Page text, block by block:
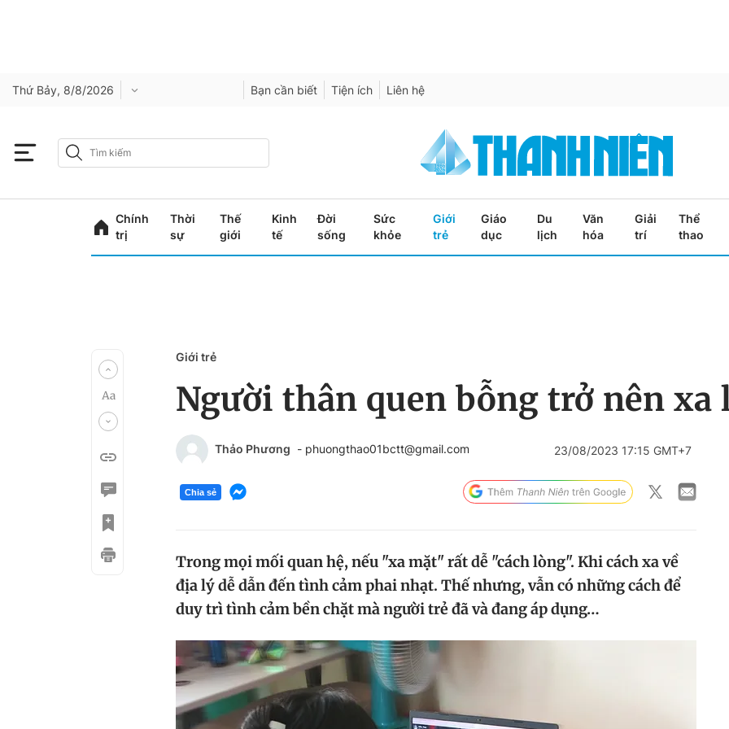
Thứ Bảy, 8/8/2026 Bạn cần biết Tiện ích Liên hệ
Chính
trị
Thời
sự
Thế
giới
Kinh
tế
Đời
sống
Sức
khỏe
Giới
trẻ
Giáo
dục
Du
lịch
Văn
hóa
Giải
trí
Thể
thao
Giới trẻ
Người thân quen bỗng trở nên xa
Thảo Phương - phuongthao01bctt@gmail.com 23/08/2023 17:15 GMT+7
Chia sẻ
Trong mọi mối quan hệ, nếu "xa mặt" rất dễ "cách lòng". Khi cách xa về
địa lý dễ dẫn đến tình cảm phai nhạt. Thế nhưng, vẫn có những cách để
duy trì tình cảm bền chặt mà người trẻ đã và đang áp dụng…